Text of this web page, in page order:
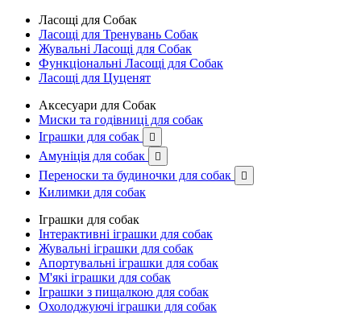
Ласощі для Собак
Ласощі для Тренувань Собак
Жувальні Ласощі для Собак
Функціональні Ласощі для Собак
Ласощі для Цуценят
Аксесуари для Собак
Миски та годівниці для собак
Іграшки для собак

Амуніція для собак 
Переноски та будиночки для собак 
Килимки для собак
Іграшки для собак
Інтерактивні іграшки для собак
Жувальні іграшки для собак
Апортувальні іграшки для собак
М'які іграшки для собак
Іграшки з пищалкою для собак
Охолоджуючі іграшки для собак